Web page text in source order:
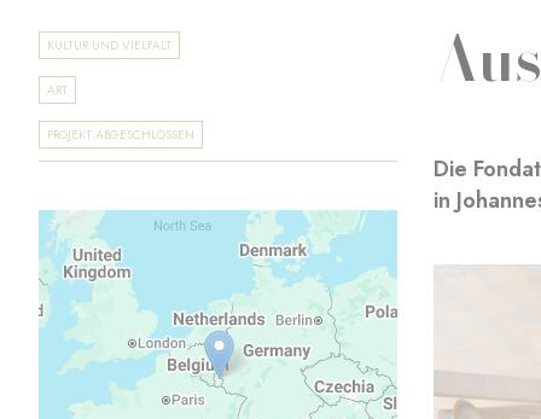
KULTUR UND VIELFALT
ART
PROJEKT ABGESCHLOSSEN
Die
in